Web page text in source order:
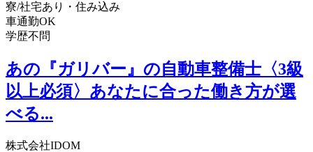
寮/社宅あり・住み込み
車通勤OK
学歴不問
あの『ガリバー』の自動車整備士〈3級
以上必須〉あなたに合った働き方が選
べる...
株式会社IDOM